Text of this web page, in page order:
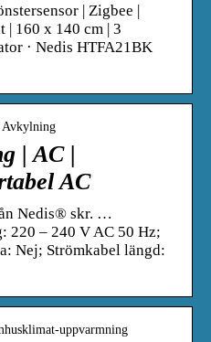
| Zigbee |
160 x 140 cm | 3
· Nedis HTFA21BK
Avkylning
| AC |
AC
Nedis® skr. …
220 – 240 V AC 50 Hz;
Nej; Strömkabel längd:
uppvarmning